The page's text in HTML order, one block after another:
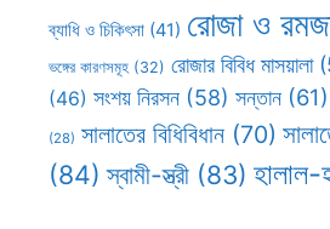
ব্যাধি ও চিকিৎসা (41) রোজা ও
ভঙ্গের কারণসমূহ (32) রোজার বিবিধ মাসয়ালা
(46) সংশয় নিরসন (58) সন্তান (61)
(28) সালাতের বিধিবিধান (70)
(84) স্বামী-স্ত্রী (83) হালাল-